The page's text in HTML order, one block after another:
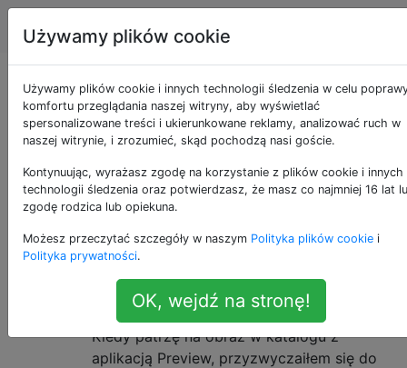
Apple Tagi
Pytania otagowane
jako preview
Apple Preview to program dołączany do każdej wersji
systemu macOS, który umożliwia wyświetlanie i
użyciu szkieletów Apple Core Image i Quartz.
Poruszaj się po obrazach w
folderze za pomocą Preview.app
Kiedy patrzę na obraz w katalogu z
aplikacją Preview, przyzwyczaiłem się do
Używamy plików cookie
Używamy plików cookie i innych technologii śledzenia w celu
komfortu przeglądania naszej witryny, aby wyświetlać
spersonalizowane treści i ukierunkowane reklamy, analizować ruch w
naszej witrynie, i zrozumieć, skąd pochodzą nasi goście.
Kontynuując, wyrażasz zgodę na korzystanie z plików cookie i innych
technologii śledzenia oraz potwierdzasz, że masz co najmniej 16 lat
zgodę rodzica lub opiekuna.
Możesz przeczytać szczegóły w naszym Polityka plików cookie i
Polityka prywatności.
OK, wejdź na stronę!